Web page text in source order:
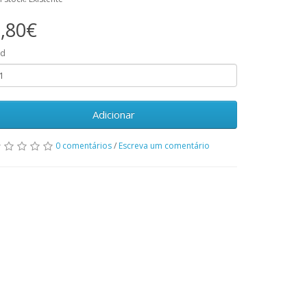
Adicionar
0 comentários/ Escreva um comentário